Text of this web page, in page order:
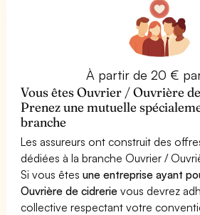
À partir de 20 €
Vous êtes Ouvrier / Ouvrière
Prenez une mutuelle
branche
Les assureurs ont construit des
dédiées à la branche Ouvrier /
Si vous êtesune entreprise ayant
Ouvrière de cidrerie vous devrez
collective respectant votre